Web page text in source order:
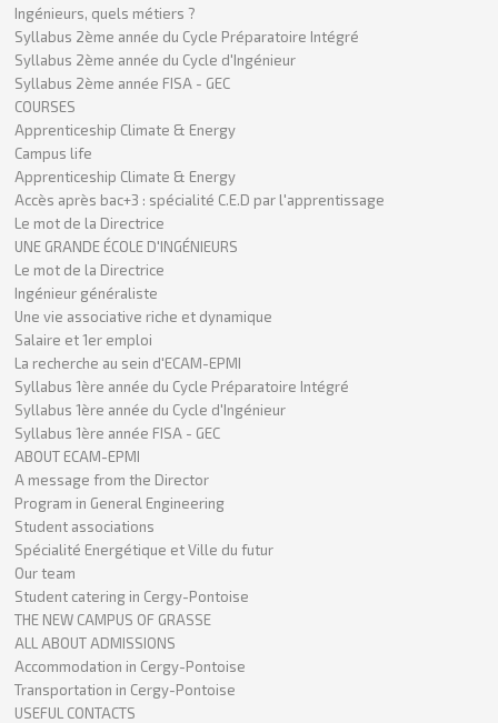
Ingénieurs, quels métiers ?
Syllabus 2ème année du Cycle Préparatoire Intégré
Syllabus 2ème année du Cycle d'Ingénieur
Syllabus 2ème année FISA - GEC
COURSES
Apprenticeship Climate & Energy
Campus life
Apprenticeship Climate & Energy
Accès après bac+3 : spécialité C.E.D par l'apprentissage
Le mot de la Directrice
UNE GRANDE ÉCOLE D'INGÉNIEURS
Le mot de la Directrice
Ingénieur généraliste
Une vie associative riche et dynamique
Salaire et 1er emploi
La recherche au sein d'ECAM-EPMI
Syllabus 1ère année du Cycle Préparatoire Intégré
Syllabus 1ère année du Cycle d'Ingénieur
Syllabus 1ère année FISA - GEC
ABOUT ECAM-EPMI
A message from the Director
Program in General Engineering
Student associations
Spécialité Energétique et Ville du futur
Our team
Student catering in Cergy-Pontoise
THE NEW CAMPUS OF GRASSE
ALL ABOUT ADMISSIONS
Accommodation in Cergy-Pontoise
Transportation in Cergy-Pontoise
USEFUL CONTACTS